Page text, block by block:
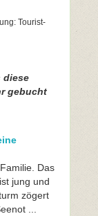
Tourist-
diese
gebucht
Das
jung und
zögert
...